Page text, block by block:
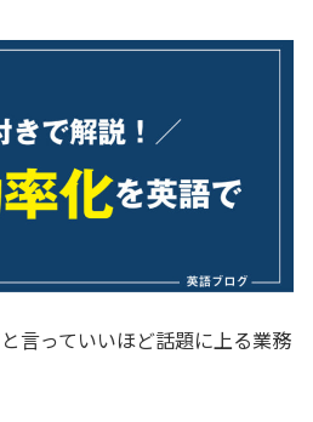
言っていいほど話題に上る業務